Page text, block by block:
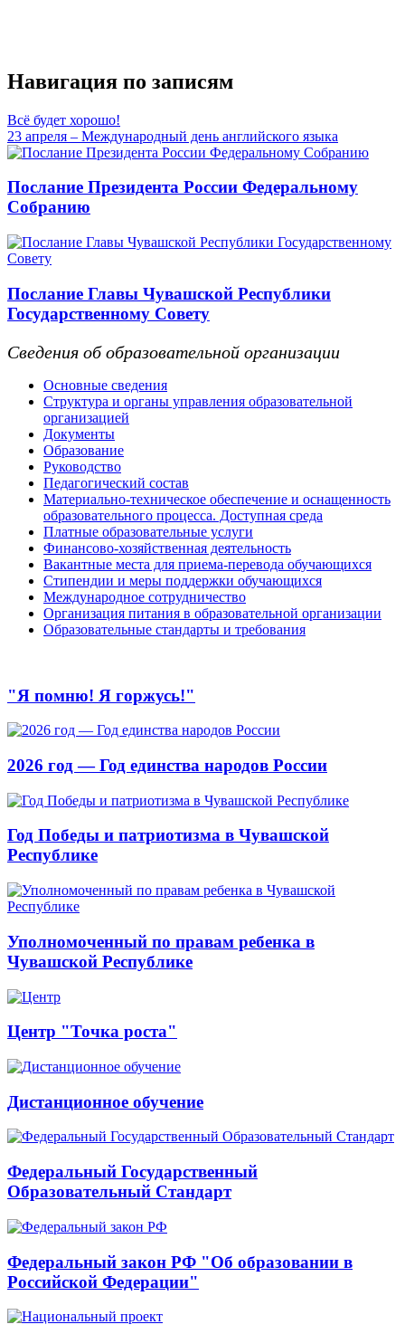
Навигация по записям
Всё будет хорошо!
23 апреля – Международный день английского языка
Послание Президента России Федеральному
Собранию
Послание Главы Чувашской Республики
Государственному Совету
Сведения об образовательной организации
Основные сведения
Структура и органы управления образовательной
организацией
Документы
Образование
Руководство
Педагогический состав
Материально-техническое обеспечение и оснащенность
образовательного процесса. Доступная среда
Платные образовательные услуги
Финансово-хозяйственная деятельность
Вакантные места для приема-перевода обучающихся
Стипендии и меры поддержки обучающихся
Международное сотрудничество
Организация питания в образовательной организации
Образовательные стандарты и требования
"Я помню! Я горжусь!"
2026 год — Год единства народов России
Год Победы и патриотизма в Чувашской
Республике
Уполномоченный по правам ребенка в
Чувашской Республике
Центр "Точка роста"
Дистанционное обучение
Федеральный Государственный
Образовательный Стандарт
Федеральный закон РФ "Об образовании в
Российской Федерации"